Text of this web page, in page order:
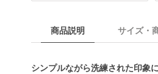
商品説明 サイズ・
シンプルながら洗練された印象